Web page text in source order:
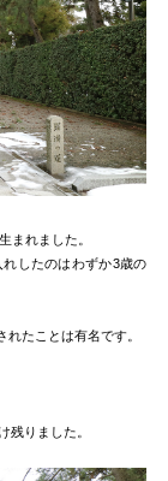
まれました。
したのはわずか3歳の
たことは有名です。
残りました。